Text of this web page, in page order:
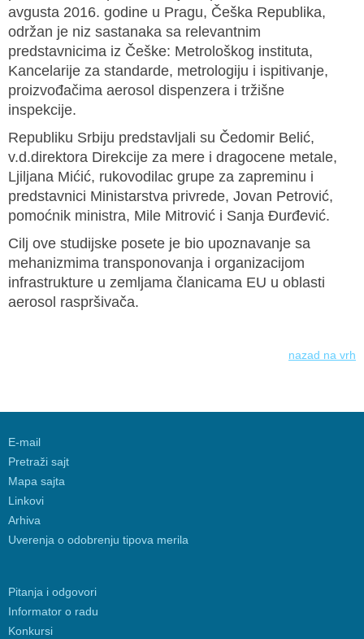
avgusta 2016. godine u Pragu, Češka Republika,
održan je niz sastanaka sa relevantnim
predstavnicima iz Češke: Metrološkog instituta,
Kancelarije za standarde, metrologiju i ispitivanje,
proizvođačima aerosol dispenzera i tržišne
inspekcije.
Republiku Srbiju predstavljali su Čedomir Belić,
v.d.direktora Direkcije za mere i dragocene metale,
Ljiljana Mićić, rukovodilac grupe za zapreminu i
predstavnici Ministarstva privrede, Jovan Petrović,
pomoćnik ministra, Mile Mitrović i Sanja Đurđević.
Cilj ove studijske posete je bio upoznavanje sa
mehanizmima transponovanja i organizacijom
infrastrukture u zemljama članicama EU u oblasti
aerosol raspršivača.
nazad na vrh
E-mail
Pretraži sajt
Mapa sajta
Linkovi
Arhiva
Uverenja o odobrenju tipova merila
Pitanja i odgovori
Informator o radu
Konkursi